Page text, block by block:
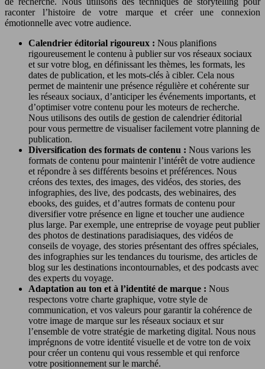
raconter l’histoire de votre marque et créer une connexion
émotionnelle avec votre audience.
Calendrier éditorial rigoureux : Nous planifions
rigoureusement le contenu à publier sur vos réseaux sociaux
et sur votre blog, en définissant les thèmes, les formats, les
dates de publication, et les mots-clés à cibler. Cela nous
permet de maintenir une présence régulière et cohérente sur
les réseaux sociaux, d’anticiper les événements importants, et
d’optimiser votre contenu pour les moteurs de recherche.
Nous utilisons des outils de gestion de calendrier éditorial
pour vous permettre de visualiser facilement votre planning de
publication.
Diversification des formats de contenu : Nous varions les
formats de contenu pour maintenir l’intérêt de votre audience
et répondre à ses différents besoins et préférences. Nous
créons des textes, des images, des vidéos, des stories, des
infographies, des live, des podcasts, des webinaires, des
ebooks, des guides, et d’autres formats de contenu pour
diversifier votre présence en ligne et toucher une audience
plus large. Par exemple, une entreprise de voyage peut publier
des photos de destinations paradisiaques, des vidéos de
conseils de voyage, des stories présentant des offres spéciales,
des infographies sur les tendances du tourisme, des articles de
blog sur les destinations incontournables, et des podcasts avec
des experts du voyage.
Adaptation au ton et à l’identité de marque : Nous
respectons votre charte graphique, votre style de
communication, et vos valeurs pour garantir la cohérence de
votre image de marque sur les réseaux sociaux et sur
l’ensemble de votre stratégie de marketing digital. Nous nous
imprégnons de votre identité visuelle et de votre ton de voix
pour créer un contenu qui vous ressemble et qui renforce
votre positionnement sur le marché.